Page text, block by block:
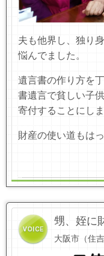
夫も他界し、独り
悩んでました。
遺言書の作り方を
書遺言で貧しい子
寄付することにしま
財産の使い道もは
甥、姪に
大阪市（住